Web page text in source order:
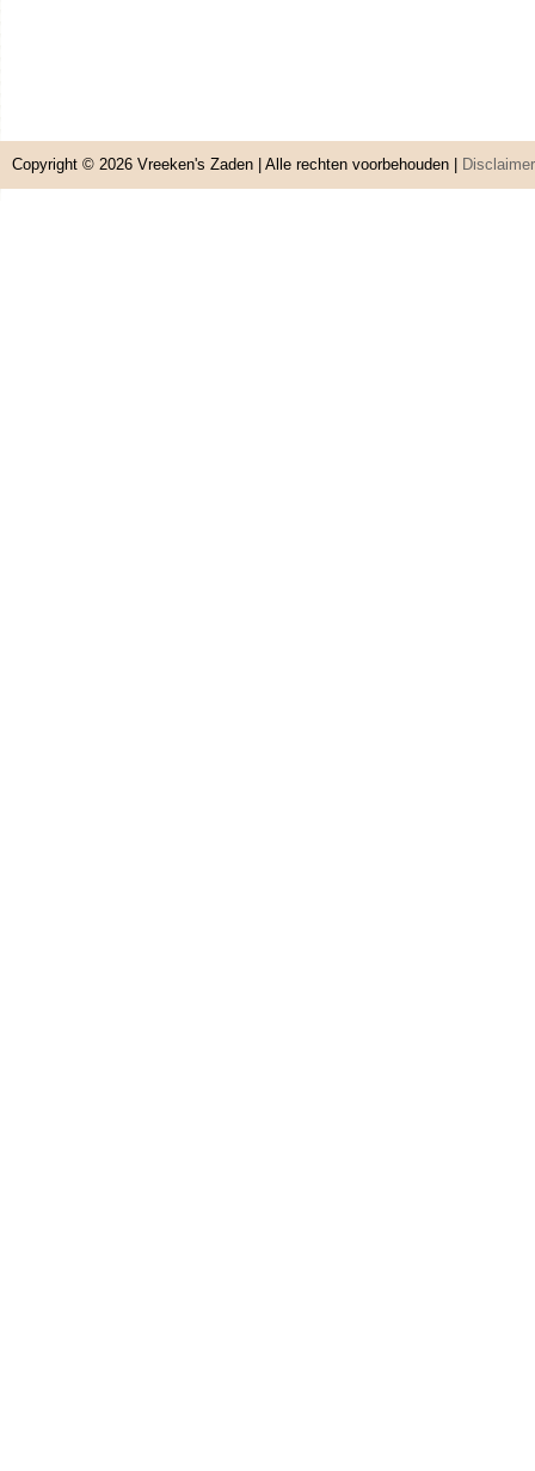
Copyright © 2026 Vreeken's Zaden | Alle rechten voorbehouden | Disclaimer